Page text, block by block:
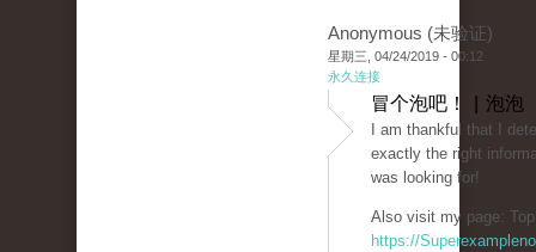
Anonymous (未验证)
星期三, 04/24/2019 - 00:12
永久连接
冒个泡吧！ | 泡泡
I am thankful that I
exactly the right
was looking for!
Also visit my page:
https://